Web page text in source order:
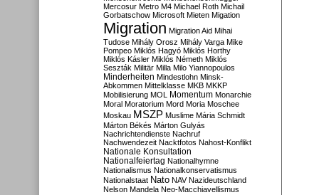
Mercosur Metro M4 Michael Roth Michail
Gorbatschow Microsoft Mieten Migation
Migration Migration Aid Mihai
Tudose Mihály Orosz Mihály Varga Mike
Pompeo Miklós Hagyó Miklós Horthy
Miklós Kásler Miklós Németh Miklós
Seszták Militär Milla Milo Yiannopoulos
Minderheiten Mindestlohn Minsk-
Abkommen Mittelklasse MKB MKKP
Mobilisierung MOL Momentum Monarchie
Moral Moratorium Mord Moria Moschee
Moskau MSZP Muslime Mária Schmidt
Márton Békés Márton Gulyás
Nachrichtendienste Nachruf
Nachwendezeit Nacktfotos Nahost-Konflikt
Nationale Konsultation
Nationalfeiertag Nationalhymne
Nationalismus Nationalkonservatismus
Nationalstaat Nato NAV Nazideutschland
Nelson Mandela Neo-Macchiavellismus